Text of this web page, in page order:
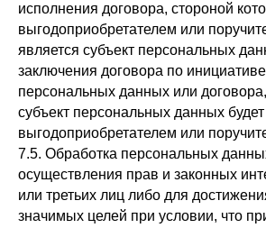
исполнения договора, стороной
выгодоприобретателем или
является субъект персональных
заключения договора по
персональных данных или
субъект персональных данных
выгодоприобретателем или
7.5. Обработка персональных
осуществления прав и законных
или третьих лиц либо для
значимых целей при условии, что